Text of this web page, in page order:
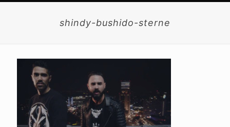
shindy-bushido-sterne